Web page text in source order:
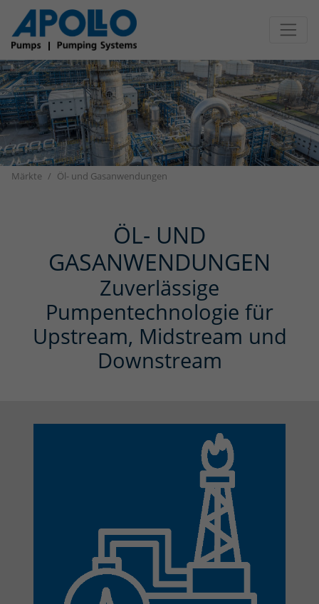
Direkt zur Hauptnavigation springen
Direkt zum Inhalt springen
Märkte Öl- und Gasanwendungen
ÖL- UND
GASANWENDUNGEN
Zuverlässige
Pumpentechnologie für
Upstream, Midstream und
Downstream